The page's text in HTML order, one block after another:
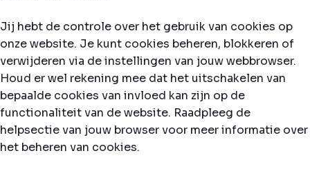
Jij hebt de controle over het gebruik van cookies op
onze website. Je kunt cookies beheren, blokkeren of
verwijderen via de instellingen van jouw webbrowser.
Houd er wel rekening mee dat het uitschakelen van
bepaalde cookies van invloed kan zijn op de
functionaliteit van de website. Raadpleeg de
helpsectie van jouw browser voor meer informatie over
het beheren van cookies.